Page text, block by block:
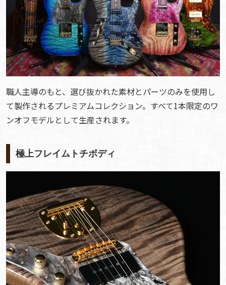
職人主導のもと、選び抜かれた素材とパーツのみを使用し
て製作されるプレミアムコレクション。すべて1本限定のワ
ンオフモデルとして生産されます。
極上フレイムトチボディ